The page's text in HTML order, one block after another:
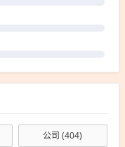
公司 (404)